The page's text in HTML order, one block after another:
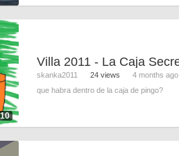
skanka2011 24 views
4 months ago
que habra dentro de la caja de pingo?